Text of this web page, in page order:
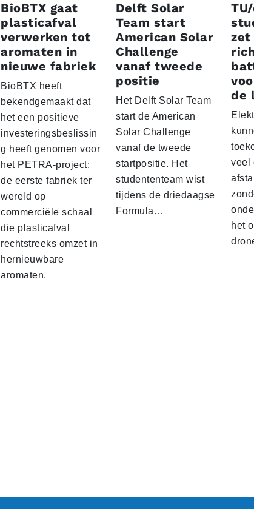
BioBTX gaat
plasticafval
verwerken tot
aromaten in
nieuwe fabriek
BioBTX heeft
bekendgemaakt dat
het een positieve
investeringsbeslissin
g heeft genomen voor
het PETRA-project:
de eerste fabriek ter
wereld op
commerciële schaal
die plasticafval
rechtstreeks omzet in
hernieuwbare
aromaten.
Delft Solar
Team start
American Solar
Challenge
vanaf tweede
positie
Het Delft Solar Team
start de American
Solar Challenge
vanaf de tweede
startpositie. Het
studententeam wist
tijdens de driedaagse
Formula…
zet
de
veel
het